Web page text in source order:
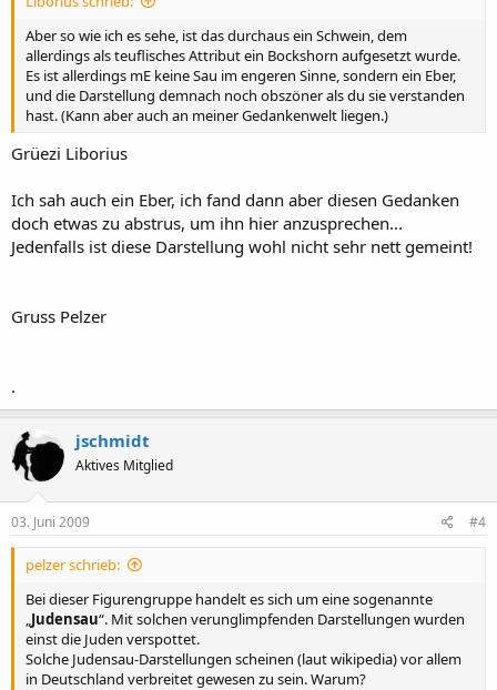
Aber so wie ich es sehe, ist das durchaus ein Schwein, dem
allerdings als teuflisches Attribut ein Bockshorn aufgesetzt wurde.
Es ist allerdings mE keine Sau im engeren Sinne, sondern ein Eber,
und die Darstellung demnach noch obszöner als du sie verstanden
hast. (Kann aber auch an meiner Gedankenwelt liegen.)
Grüezi Liborius
Ich sah auch ein Eber, ich fand dann aber diesen Gedanken
doch etwas zu abstrus, um ihn hier anzusprechen...
Jedenfalls ist diese Darstellung wohl nicht sehr nett gemeint!
Gruss Pelzer
.
jschmidt
Aktives Mitglied
03. Juni 2009 #4
pelzer schrieb:
Bei dieser Figurengruppe handelt es sich um eine sogenannte
„Judensau“. Mit solchen verunglimpfenden Darstellungen wurden
einst die Juden verspottet.
Solche Judensau-Darstellungen scheinen (laut wikipedia) vor allem
in Deutschland verbreitet gewesen zu sein. Warum?